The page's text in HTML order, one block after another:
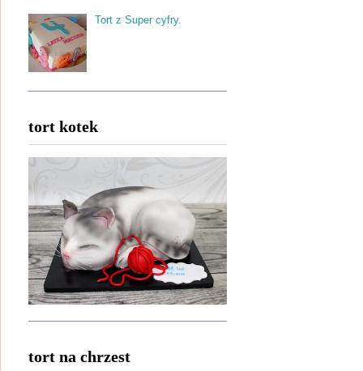
Tort z Super cyfry.
tort kotek
tort na chrzest